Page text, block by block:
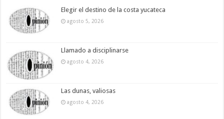
Elegir el destino de la costa yucateca
agosto 5, 2026
Llamado a disciplinarse
agosto 4, 2026
Las dunas, valiosas
agosto 4, 2026